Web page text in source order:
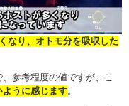
なり、オトモ分を吸収した
参考程度の値ですが、こ
うに感じます。